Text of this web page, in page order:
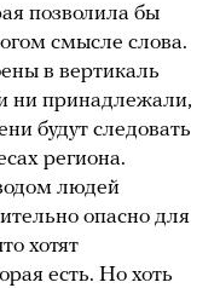
позволила бы
смысле слова.
в вертикаль
ни принадлежали,
будут следовать
региона.
людей
опасно для
хотят
есть. Но хоть